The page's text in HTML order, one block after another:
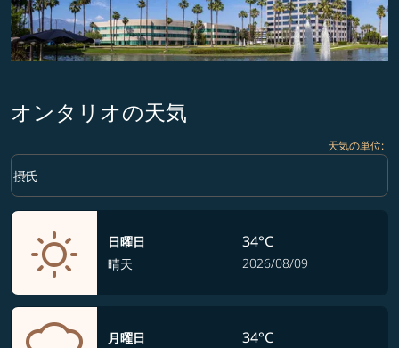
オンタリオの天気
天気の単位:
Weather unit option 摂氏 Selected
摂氏
keyboard_arrow_down
日曜日
晴天
34°C
2026/08/09
月曜日 34°C